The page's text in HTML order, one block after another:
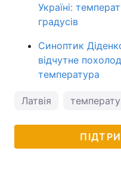
Україні:
градусів
Синоптик
відчутне
температура
Латвія